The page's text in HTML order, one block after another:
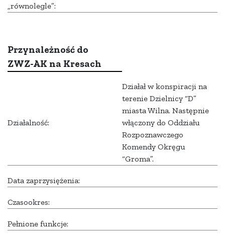
„równolegle”:
Przynależność do
ZWZ-AK na Kresach
Działalność:
Działał w konspiracji na
terenie Dzielnicy “D”
miasta Wilna. Następnie
włączony do Oddziału
Rozpoznawczego
Komendy Okręgu
“Groma”.
Data zaprzysiężenia:
Czasookres:
Pełnione funkcje: